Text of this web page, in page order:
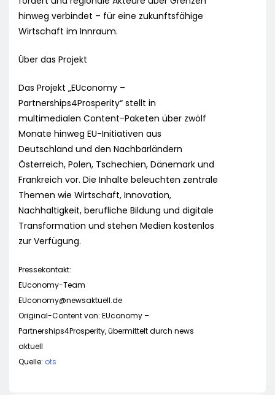
hinweg verbindet – für eine zukunftsfähige
Wirtschaft im Innraum.
Über das Projekt
Das Projekt „EUconomy –
Partnerships4Prosperity“ stellt in
multimedialen Content-Paketen über zwölf
Monate hinweg EU-Initiativen aus
Deutschland und den Nachbarländern
Österreich, Polen, Tschechien, Dänemark und
Frankreich vor. Die Inhalte beleuchten zentrale
Themen wie Wirtschaft, Innovation,
Nachhaltigkeit, berufliche Bildung und digitale
Transformation und stehen Medien kostenlos
zur Verfügung.
Pressekontakt:
EUconomy-Team
EUconomy@newsaktuell.de
Original-Content von: EUconomy –
Partnerships4Prosperity, übermittelt durch news
aktuell
Quelle: ots